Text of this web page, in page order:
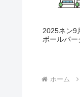
2025ネン
ボールパ
ホーム